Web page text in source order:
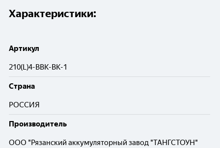
Характеристики:
Артикул
210(L)4-ВBK-BK-1
Cтрана
РОССИЯ
Производитель
ООО "Рязанский аккумуляторный завод "ТАНГСТОУН"